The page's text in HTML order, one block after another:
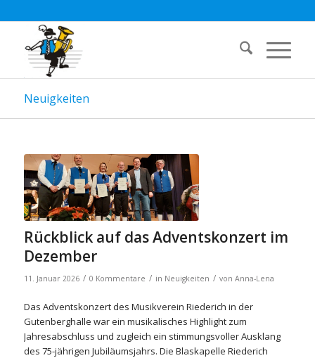
Neuigkeiten
Rückblick auf das Adventskonzert im
Dezember
11. Januar 2026 / 0 Kommentare / in Neuigkeiten / von Anna-Lena
Das Adventskonzert des Musikverein Riederich in der
Gutenberghalle war ein musikalisches Highlight zum
Jahresabschluss und zugleich ein stimmungsvoller Ausklang
des 75-jährigen Jubiläumsjahrs. Die Blaskapelle Riederich